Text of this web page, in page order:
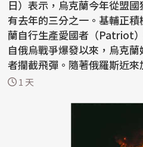
日）表示，烏克蘭今年從盟
有去年的三分之一。基輔正
蘭自行生產愛國者（Patriot）攔截飛彈
自俄烏戰爭爆發以來，烏克
者攔截飛彈。隨著俄羅斯近
南部...
1 天